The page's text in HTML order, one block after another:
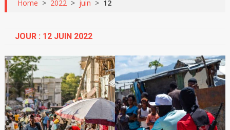
Home > 2022 > juin > 12
JOUR : 12 JUIN 2022